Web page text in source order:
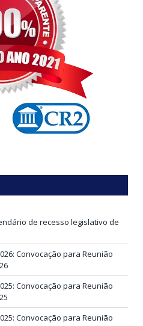
de recesso legislativo de
Convocação para Reunião
Convocação para Reunião
Convocação para Reunião